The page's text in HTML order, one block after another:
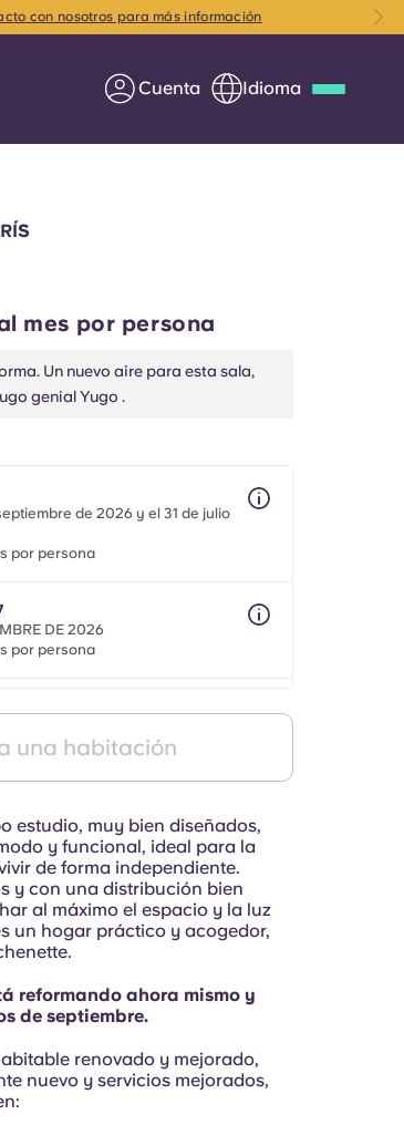
Cuenta Idioma
Colabora con Yugo
Información para los
nosotros
con nosotros para más información
mes por persona
Un nuevo aire para esta sala,
genial Yugo .
de 2026 y el 31 de julio
por persona
DE 2026
por persona
una habitación
estudio, muy bien diseñados,
y funcional, ideal para la
de forma independiente.
y con una distribución bien
al máximo el espacio y la luz
un hogar práctico y acogedor,
reformando ahora mismo y
de septiembre.
renovado y mejorado,
nuevo y servicios mejorados,